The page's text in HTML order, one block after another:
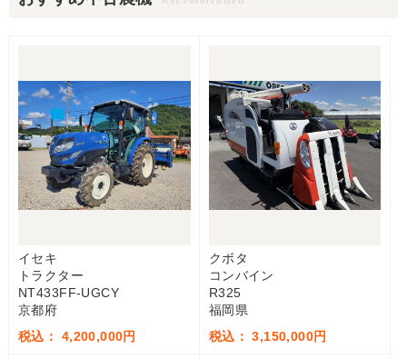
イセキ
トラクター
NT433FF-UGCY
京都府
税込： 4,200,000円
クボタ
コンバイン
R325
福岡県
税込： 3,150,000円